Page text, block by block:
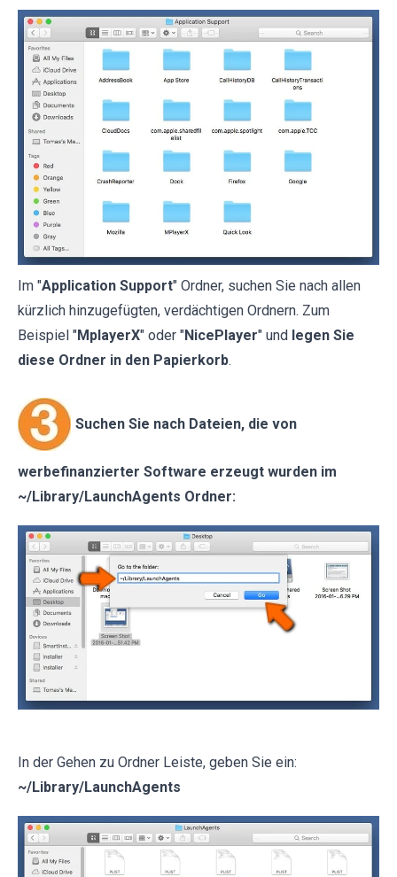
Im "Application Support" Ordner, suchen Sie nach allen
kürzlich hinzugefügten, verdächtigen Ordnern. Zum
Beispiel "MplayerX" oder "NicePlayer" und legen Sie
diese Ordner in den Papierkorb.
Suchen Sie nach Dateien, die von
werbefinanzierter Software erzeugt wurden im
~/Library/LaunchAgents Ordner:
In der Gehen zu Ordner Leiste, geben Sie ein:
~/Library/LaunchAgents